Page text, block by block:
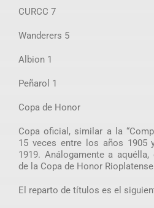
CURCC 7
Wanderers 5
Albion 1
Peñarol 1
Copa de Honor
Copa oficial, similar a la
15 veces entre los años 1905
1919. Análogamente a
de la Copa de Honor
El reparto de títulos es el